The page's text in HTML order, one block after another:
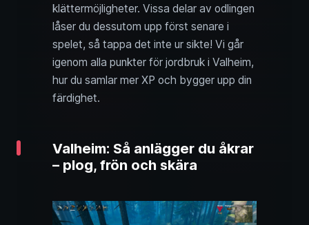
klättermöjligheter. Vissa delar av odlingen
låser du dessutom upp först senare i
spelet, så tappa det inte ur sikte! Vi går
igenom alla punkter för jordbruk i Valheim,
hur du samlar mer XP och bygger upp din
färdighet.
Valheim: Så anlägger du åkrar
– plog, frön och skära